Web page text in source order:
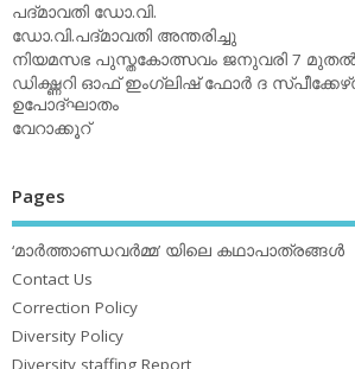
പദ്മാവതി ഡോ.വി.
ഡോ.വി.പദ്മാവതി അന്തരിച്ചു
നിയമസഭ പുസ്തകോത്സവം ജനുവരി 7 മുതല്‍
ഡിക്ഷ്ണറി ഓഫ് ഇംഗ്ലിഷ് ഫോര്‍ ദ
ഉപോദ്ഘാതം
വേറാക്കൂറ്
Pages
‘മാര്‍ത്താണ്ഡവര്‍മ്മ’ യിലെ കഥാപാത്രങ്ങള്‍
Contact Us
Correction Policy
Diversity Policy
Diversity staffing Report